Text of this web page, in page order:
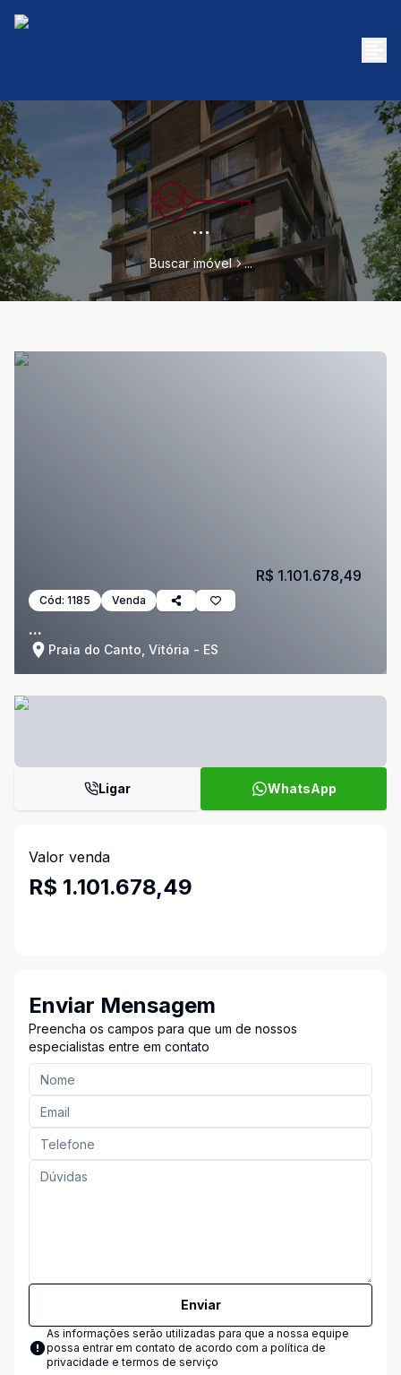
...
Buscar imóvel ...
Cód: 1185 Venda
...
Praia do Canto, Vitória - ES
R$ 1.101.678,49
Ligar WhatsApp
Valor venda
R$ 1.101.678,49
Enviar Mensagem
Preencha os campos para que um de nossos
especialistas entre em contato
Enviar
As informações serão utilizadas para que a nossa equipe
possa entrar em contato de acordo com a política de
privacidade e termos de serviço